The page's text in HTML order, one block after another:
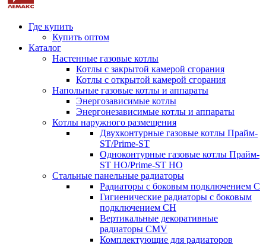
Где купить
Купить оптом
Каталог
Настенные газовые котлы
Котлы с закрытой камерой сгорания
Котлы с открытой камерой сгорания
Напольные газовые котлы и аппараты
Энергозависимые котлы
Энергонезависимые котлы и аппараты
Котлы наружного размещения
Двухконтурные газовые котлы Прайм-
ST/Prime-ST
Одноконтурные газовые котлы Прайм-
ST HO/Prime-ST HO
Стальные панельные радиаторы
Радиаторы c боковым подключением C
Гигиенические радиаторы c боковым
подключением CH
Вертикальные декоративные
радиаторы CMV
Комплектующие для радиаторов